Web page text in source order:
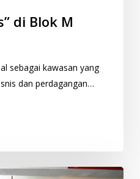
di Blok M
sebagai kawasan yang
dan perdagangan…